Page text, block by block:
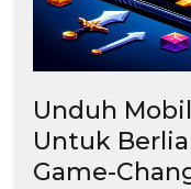
Unduh
Untuk
Game-